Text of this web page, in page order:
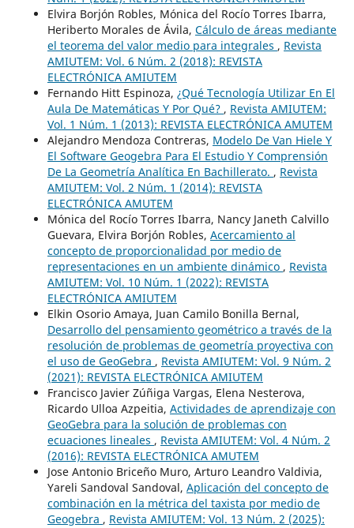
Elvira Borjón Robles, Mónica del Rocío Torres Ibarra,
Heriberto Morales de Ávila, Cálculo de áreas mediante
el teorema del valor medio para integrales , Revista
AMIUTEM: Vol. 6 Núm. 2 (2018): REVISTA
ELECTRÓNICA AMIUTEM
Fernando Hitt Espinoza, ¿Qué Tecnología Utilizar En El
Aula De Matemáticas Y Por Qué? , Revista AMIUTEM:
Vol. 1 Núm. 1 (2013): REVISTA ELECTRÓNICA AMUTEM
Alejandro Mendoza Contreras, Modelo De Van Hiele Y
El Software Geogebra Para El Estudio Y Comprensión
De La Geometría Analítica En Bachillerato. , Revista
AMIUTEM: Vol. 2 Núm. 1 (2014): REVISTA
ELECTRÓNICA AMUTEM
Mónica del Rocío Torres Ibarra, Nancy Janeth Calvillo
Guevara, Elvira Borjón Robles, Acercamiento al
concepto de proporcionalidad por medio de
representaciones en un ambiente dinámico , Revista
AMIUTEM: Vol. 10 Núm. 1 (2022): REVISTA
ELECTRÓNICA AMIUTEM
Elkin Osorio Amaya, Juan Camilo Bonilla Bernal,
Desarrollo del pensamiento geométrico a través de la
resolución de problemas de geometría proyectiva con
el uso de GeoGebra , Revista AMIUTEM: Vol. 9 Núm. 2
(2021): REVISTA ELECTRÓNICA AMIUTEM
Francisco Javier Zúñiga Vargas, Elena Nesterova,
Ricardo Ulloa Azpeitia, Actividades de aprendizaje con
GeoGebra para la solución de problemas con
ecuaciones lineales , Revista AMIUTEM: Vol. 4 Núm. 2
(2016): REVISTA ELECTRÓNICA AMUTEM
Jose Antonio Briceño Muro, Arturo Leandro Valdivia,
Yareli Sandoval Sandoval, Aplicación del concepto de
combinación en la métrica del taxista por medio de
Geogebra , Revista AMIUTEM: Vol. 13 Núm. 2 (2025):